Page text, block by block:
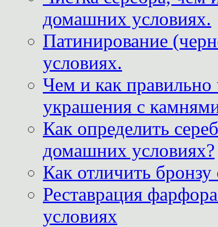
домашних условиях.
Патинирование
условиях.
Чем и как
украшения с
Как определить
домашних условиях?
Как отличить
Реставрация
условиях